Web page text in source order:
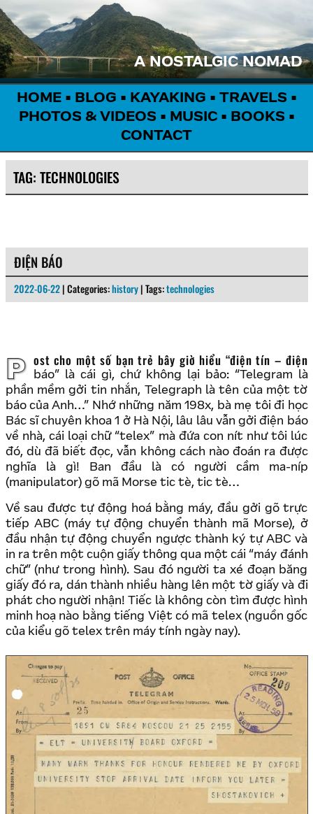
A NOSTALGIC NOMAD
HOME• BLOG • KAYAKING • TRAVELS •
PHOTOS & VIDEOS • MUSIC• BOOKS •
CONTACT
TAG: TECHNOLOGIES
ĐIỆN BÁO
2022-06-22 | Categories:history | Tags:technologies
Post cho một số bạn trẻ bây giờ hiểu “điện tín – điện
báo” là cái gì, chứ không lại bảo: “Telegram là
phần mềm gởi tin nhắn, Telegraph là tên của một tờ
báo của Anh…” Nhớ những năm 198x, bà mẹ tôi đi học
Bác sĩ chuyên khoa 1 ở Hà Nội, lâu lâu vẫn gởi điện báo
về nhà, cái loại chữ “telex” mà đứa con nít như tôi lúc
đó, dù đã biết đọc, vẫn không cách nào đoán ra được
nghĩa là gì! Ban đầu là có người cầm ma-níp
(manipulator) gõ mã Morse tic tè, tic tè…
Về sau được tự động hoá bằng máy, đầu gởi gõ trực
tiếp ABC (máy tự động chuyển thành mã Morse), ở
đầu nhận tự động chuyển ngược thành ký tự ABC và
in ra trên một cuộn giấy thông qua một cái “máy đánh
chữ” (như trong hình). Sau đó người ta xé đoạn băng
giấy đó ra, dán thành nhiều hàng lên một tờ giấy và đi
phát cho người nhận! Tiếc là không còn tìm được hình
minh hoạ nào bằng tiếng Việt có mã telex (nguồn gốc
của kiểu gõ telex trên máy tính ngày nay).